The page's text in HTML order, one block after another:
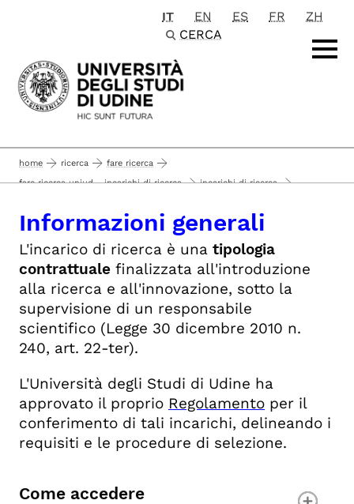
Passa al contenuto principale
IT EN ES FR
ZH
CERCA
home ricerca
fare ricerca
fare ricerca uniud - incarichi di ricerca
incarichi di ricerca
Informazioni generali
L'incarico di ricerca è una tipologia
contrattuale finalizzata all'introduzione
alla ricerca e all'innovazione, sotto la
supervisione di un responsabile
scientifico (Legge 30 dicembre 2010 n.
240, art. 22-ter).
L'Università degli Studi di Udine ha
approvato il proprio Regolamento per il
conferimento di tali incarichi, delineando i
requisiti e le procedure di selezione.
Come accedere